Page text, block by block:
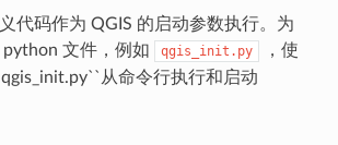
代码作为 QGIS 的启动参数执行。为
文件，例如
qgis_init.py
，使
从命令行执行和启动